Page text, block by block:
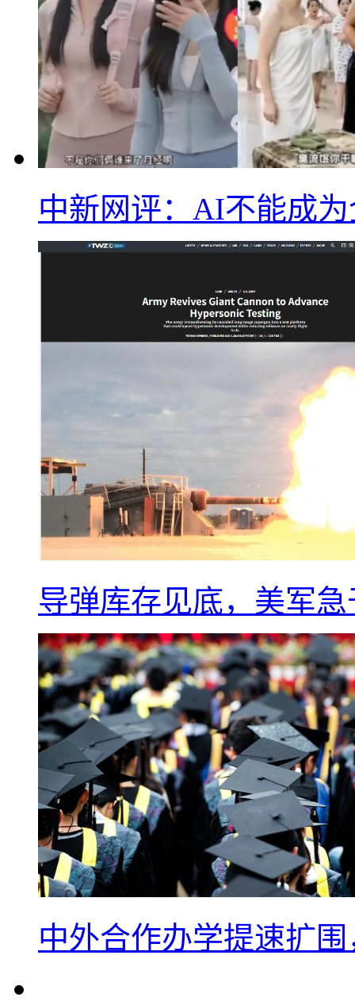
中新网评：AI不能成
导弹库存见底，美军
中外合作办学提速扩